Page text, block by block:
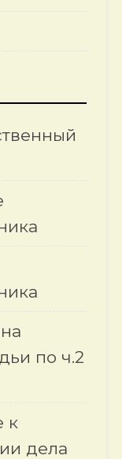
по ч.2
к
дела